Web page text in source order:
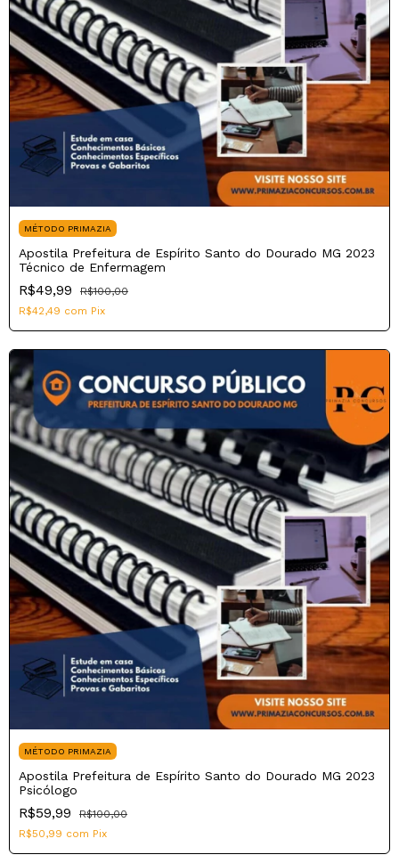
MÉTODO PRIMAZIA
Apostila Prefeitura de Espírito Santo do Dourado MG 2023
Técnico de Enfermagem
R$49,99
R$100,00
R$42,49 com Pix
MÉTODO PRIMAZIA
Apostila Prefeitura de Espírito Santo do Dourado MG 2023
Psicólogo
R$59,99
R$100,00
R$50,99 com Pix